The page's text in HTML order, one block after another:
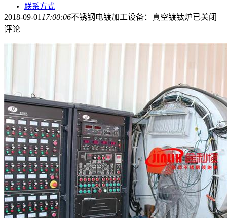
联系方式
2018-09-01 17:00:06不锈钢电镀加工设备：真空镀钛炉已关闭
评论